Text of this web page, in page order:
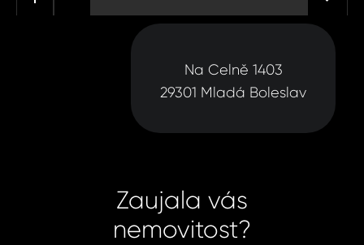
Na Celně 1403
29301 Mladá Boleslav
Zaujala vás
nemovitost?